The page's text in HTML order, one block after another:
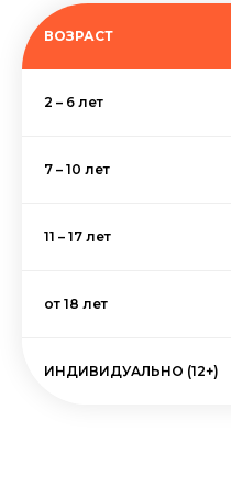
ВОЗРАСТ
2 – 6 лет
7 – 10 лет
11 – 17 лет
от 18 лет
ИНДИВИДУАЛЬНО (12+)